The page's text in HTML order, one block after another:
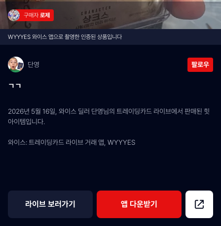
구매자 로제
WYYYES 와이스 앱으로 촬영한 인증된 상품입니다
단영 팔로우
ㄱㄱ
2026년 5월 16일, 와이스 딜러 단영님의 트레이딩카드 라이브에서 판매된 힛
아이템입니다.
와이스: 트레이딩카드 라이브 거래 앱, WYYYES
라이브 보러가기 앱 다운받기